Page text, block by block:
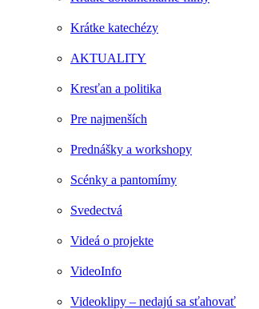
Krátke katechézy
AKTUALITY
Kresťan a politika
Pre najmenších
Prednášky a workshopy
Scénky a pantomímy
Svedectvá
Videá o projekte
VideoInfo
Videoklipy – nedajú sa sťahovať